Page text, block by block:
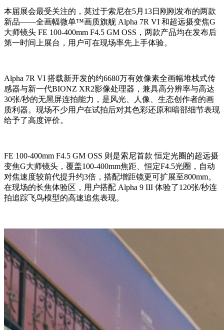
本届展会最受关注的，莫过于索尼在5月13日刚刚发布的两款
新品——全画幅微单™画质旗舰 Alpha 7R VI 和超远摄变焦G
大师镜头 FE 100-400mm F4.5 GM OSS，两款产品均在发布后
第一时间上展台，用户可在现场率先上手体验。
Alpha 7R VI 搭载新开发的约6680万有效像素全画幅堆栈式传
感器与新一代BIONZ XR2影像处理器，兼具高分辨率与高达
30张/秒的无黑屏连拍能力，是风光、人像、生态创作者的画
质利器。现场不少用户在试拍后对其色彩还原和暗部细节表现
给予了高度评价。
FE 100-400mm F4.5 GM OSS 则是索尼首款 恒定光圈的超远摄
变焦G大师镜头，覆盖100-400mm焦距、恒定F4.5光圈，自动
对焦速度较前代提升约3倍，搭配增距镜更可扩展至800mm。
在现场的长焦体验区，用户搭配 Alpha 9 III 体验了120张/秒连
拍追踪飞鸟模型的高速追焦表现。